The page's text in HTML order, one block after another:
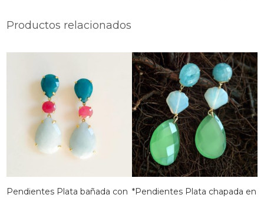
Productos relacionados
Pendientes Plata bañada con *Pendientes Plata chapada en